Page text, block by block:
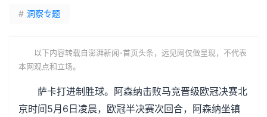
# 洞察专题
以下内容转载自澎湃新闻-首页头条，远见网仅做呈现，不代表
本网观点和立场。
萨卡打进制胜球。阿森纳击败马竞晋级欧冠决赛北
京时间5月6日凌晨，欧冠半决赛次回合，阿森纳坐镇